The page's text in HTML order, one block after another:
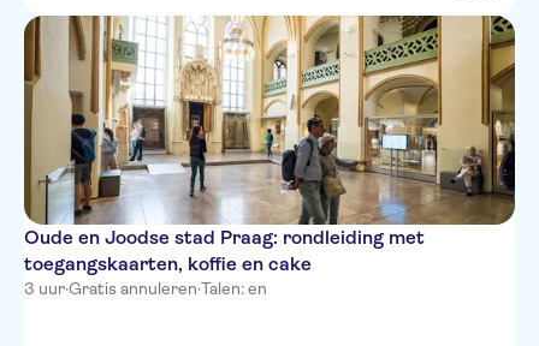
Oude en Joodse stad Praag: rondleiding met
toegangskaarten, koffie en cake
3 uur·Gratis annuleren·Talen: en